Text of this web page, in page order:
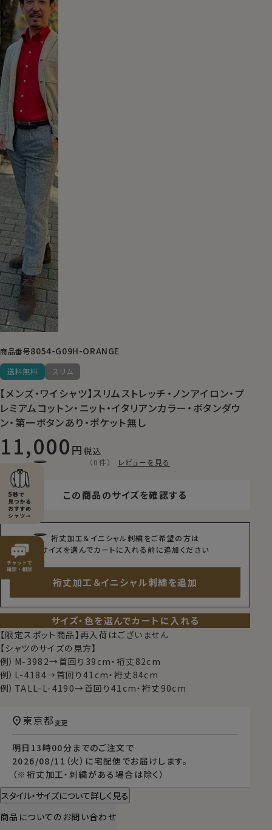
商品番号8054-G09H-ORANGE
送料無料 スリム
【メンズ・ワイシャツ】スリムストレッチ・ノンアイロン・プ
レミアムコットン・ニット・イタリアンカラー・ボタンダウ
ン・第一ボタンあり・ポケット無し
11,000 税込
（0件） レビューを見る
この商品のサイズを確認する
裄丈加工＆イニシャル刺繍をご希望の方は
サイズを選んでカートに入れる前に追加ください
裄丈加工＆イニシャル刺繍を追加
サイズ・色を選んでカートに入れる
【限定スポット商品】再入荷はございません
【シャツのサイズの見方】
例）M-3982→首回り39cm・裄丈82cm
例）L-4184→首回り41cm・裄丈84cm
例）TALL-L-4190→首回り41cm・裄丈90cm
明日 13時00分 までのご注文で
2026/08/11（火） に宅配便 でお届けします。
（※裄丈加工・刺繍がある場合は除く）
東京都 変更
スタイル・サイズについて詳しく見る
商品についてのお問い合わせ